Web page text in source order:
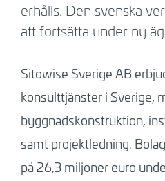
erhålls. Den svenska
att fortsätta under ny
Sitowise Sverige AB
konsulttjänster i Sverige,
byggnadskonstruktion,
samt projektledning.
på 26,3 miljoner euro